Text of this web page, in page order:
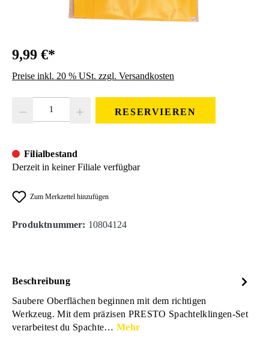
9,99 €*
Preise inkl. 20 % USt. zzgl. Versandkosten
RESERVIEREN
Filialbestand
Derzeit in keiner Filiale verfügbar
Zum Merkzettel hinzufügen
Produktnummer: 10804124
Beschreibung
Saubere Oberflächen beginnen mit dem richtigen
Werkzeug. Mit dem präzisen PRESTO Spachtelklingen-Set
verarbeitest du Spachte…Mehr